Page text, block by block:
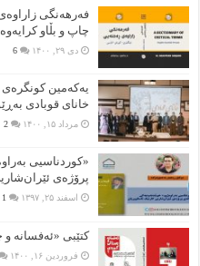
فەرهەنگی
چاپ و بڵاو کرایەوە
دی ۲۹, ۱۴۰۰ 6
یەکەمین
خانای قوبادی
مرداد ۱۵, ۱۴۰۰ 2
«کوردناسیی
پرۆژەی
اسفند ۲۵, ۱۳۹۷ 1
کتێبی «ئەفسانە و
فروردین ۱۶, ۱۴۰۰